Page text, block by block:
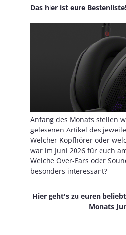
Das hier ist eure Bestenliste!
Anfang des Monats stellen
gelesenen Artikel des
Welcher Kopfhörer oder
war im Juni 2026 für euch
Welche Over-Ears oder
besonders interessant?
Hier geht's zu euren
Monats